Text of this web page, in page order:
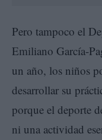
Pero tampoco el
Emiliano García-
un año, los niños
desarrollar su
porque el deporte
ni una actividad